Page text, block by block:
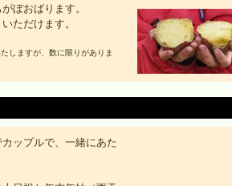
ぼおばります。
ただけます。
しますが、数に限りがありま
ップルで、一緒にあた